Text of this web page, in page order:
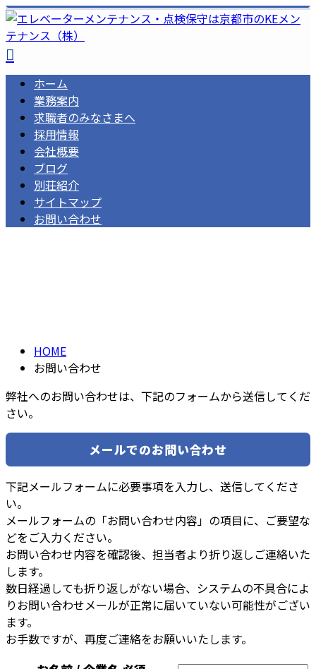
ホーム
業務案内
求職者のみなさまへ
採用情報
会社概要
ブログ
別荘紹介
サイトマップ
お問い合わせ
HOME
お問い合わせ
弊社へのお問い合わせは、 下記のフォームから送信してくだ
さい。
メールでのお問い合わせ
下記メールフォームに必要事項を入力し、送信してくださ
い。
メールフォームの「お問い合わせ内容」の項目に、ご要望な
どをご入力ください。
お問い合わせ内容を確認後、担当者より折り返しご連絡いた
します。
数日経過しても折り返しがない場合、システムの不具合によ
りお問い合わせメールが正常に届いていない可能性がござい
ます。
お手数ですが、再度ご連絡をお願いいたします。